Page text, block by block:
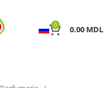
0 0.00 MDL